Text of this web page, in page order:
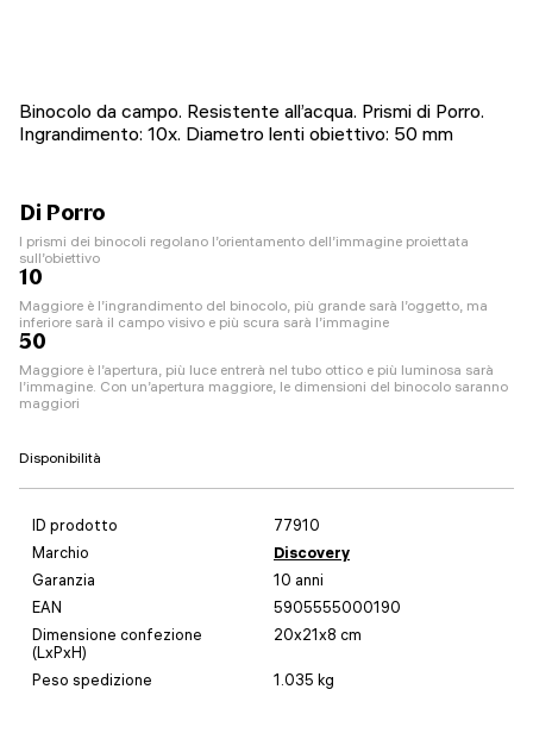
Binocolo da campo. Resistente all’acqua. Prismi di Porro.
Ingrandimento: 10x. Diametro lenti obiettivo: 50 mm
Di Porro
I prismi dei binocoli regolano l’orientamento dell’immagine proiettata
sull’obiettivo
10
Maggiore è l’ingrandimento del binocolo, più grande sarà l’oggetto, ma
inferiore sarà il campo visivo e più scura sarà l’immagine
50
Maggiore è l’apertura, più luce entrerà nel tubo ottico e più luminosa sarà
l’immagine. Con un’apertura maggiore, le dimensioni del binocolo saranno
maggiori
Disponibilità
ID prodotto
77910
Marchio
Discovery
Garanzia
10 anni
EAN
5905555000190
Dimensione confezione
(LxPxH)
20x21x8 cm
Peso spedizione 1.035 kg